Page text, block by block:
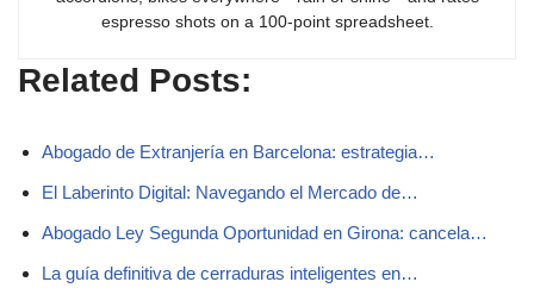
espresso shots on a 100-point spreadsheet.
Related Posts:
Abogado de Extranjería en Barcelona: estrategia…
El Laberinto Digital: Navegando el Mercado de…
Abogado Ley Segunda Oportunidad en Girona: cancela…
La guía definitiva de cerraduras inteligentes en…